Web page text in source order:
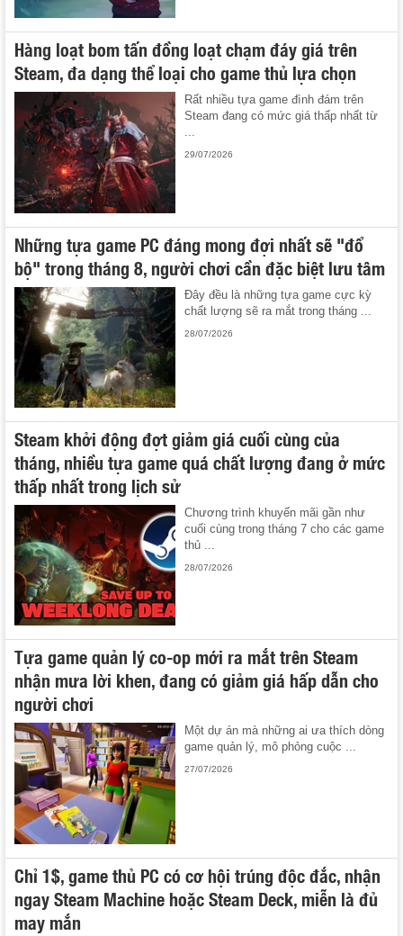
Hàng loạt bom tấn đồng loạt chạm đáy giá trên
Steam, đa dạng thể loại cho game thủ lựa chọn
Rất nhiều tựa game đình đám trên
Steam đang có mức giá thấp nhất từ
...
29/07/2026
Những tựa game PC đáng mong đợi nhất sẽ "đổ
bộ" trong tháng 8, người chơi cần đặc biệt lưu tâm
Đây đều là những tựa game cực kỳ
chất lượng sẽ ra mắt trong tháng ...
28/07/2026
Steam khởi động đợt giảm giá cuối cùng của
tháng, nhiều tựa game quá chất lượng đang ở mức
thấp nhất trong lịch sử
Chương trình khuyến mãi gần như
cuối cùng trong tháng 7 cho các game
thủ ...
28/07/2026
Tựa game quản lý co-op mới ra mắt trên Steam
nhận mưa lời khen, đang có giảm giá hấp dẫn cho
người chơi
Một dự án mà những ai ưa thích dòng
game quản lý, mô phỏng cuộc ...
27/07/2026
Chỉ 1$, game thủ PC có cơ hội trúng độc đắc, nhận
ngay Steam Machine hoặc Steam Deck, miễn là đủ
may mắn